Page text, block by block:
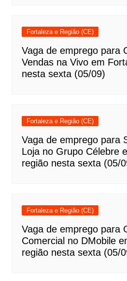
Fortaleza e Região (CE)
Vaga de emprego para
Vendas na Vivo em
nesta sexta (05/09)
Fortaleza e Região (CE)
Vaga de emprego para
Loja no Grupo Célebre
região nesta sexta (05/
Fortaleza e Região (CE)
Vaga de emprego para
Comercial no DMobile
região nesta sexta (05/